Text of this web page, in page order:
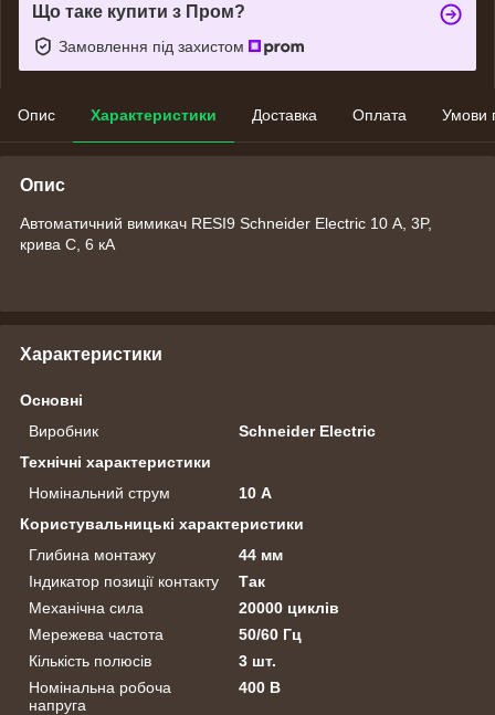
Що таке купити з Пром?
Замовлення під захистом
Опис Характеристики Доставка Оплата Умови
Опис
Автоматичний вимикач RESI9 Schneider Electric 10 А, 3P,
крива С, 6 кА
Характеристики
Основні
Виробник
Schneider Electric
Технічні характеристики
Номінальний струм
10 А
Користувальницькі характеристики
Глибина монтажу
44 мм
Індикатор позиції контакту
Так
Механічна сила
20000 циклів
Мережева частота
50/60 Гц
Кількість полюсів
3 шт.
Номінальна робоча
напруга
400 В